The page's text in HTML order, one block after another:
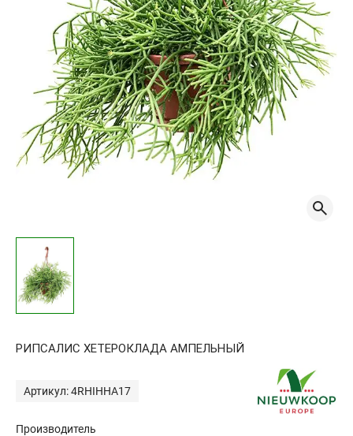
РИПСАЛИС ХЕТЕРОКЛАДА АМПЕЛЬНЫЙ
Артикул: 4RHIHHA17
Производитель